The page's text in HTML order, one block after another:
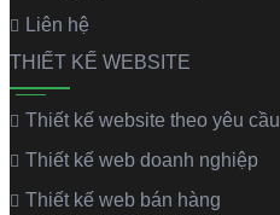
Liên hệ
THIẾT KẾ WEBSITE
Thiết kế website theo yêu cầu
Thiết kế web doanh nghiệp
Thiết kế web bán hàng